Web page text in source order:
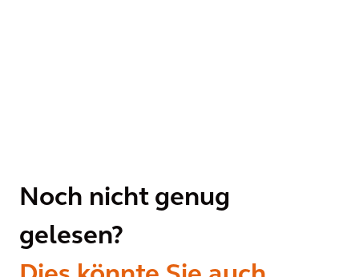
Noch nicht genug
gelesen?